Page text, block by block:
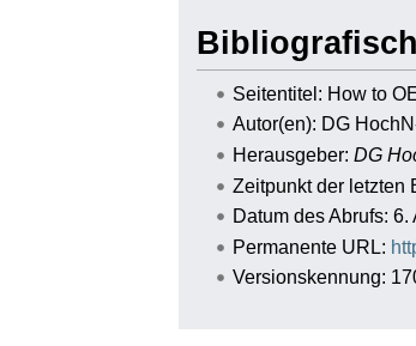
Seitentitel: How to
Autor(en): DG
Herausgeber: DG
Zeitpunkt der letzten
Datum des Abrufs:
Permanente URL:
Versionskennung: